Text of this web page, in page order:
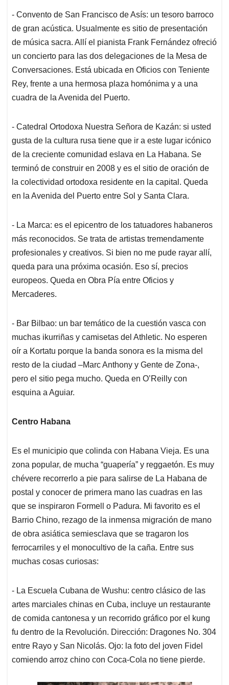
- Convento de San Francisco de Asís: un tesoro barroco
de gran acústica. Usualmente es sitio de presentación
de música sacra. Allí el pianista Frank Fernández ofreció
un concierto para las dos delegaciones de la Mesa de
Conversaciones. Está ubicada en Oficios con Teniente
Rey, frente a una hermosa plaza homónima y a una
cuadra de la Avenida del Puerto.
- Catedral Ortodoxa Nuestra Señora de Kazán: si usted
gusta de la cultura rusa tiene que ir a este lugar icónico
de la creciente comunidad eslava en La Habana. Se
terminó de construir en 2008 y es el sitio de oración de
la colectividad ortodoxa residente en la capital. Queda
en la Avenida del Puerto entre Sol y Santa Clara.
- La Marca: es el epicentro de los tatuadores habaneros
más reconocidos. Se trata de artistas tremendamente
profesionales y creativos. Si bien no me pude rayar allí,
queda para una próxima ocasión. Eso sí, precios
europeos. Queda en Obra Pía entre Oficios y
Mercaderes.
- Bar Bilbao: un bar temático de la cuestión vasca con
muchas ikurriñas y camisetas del Athletic. No esperen
oír a Kortatu porque la banda sonora es la misma del
resto de la ciudad –Marc Anthony y Gente de Zona-,
pero el sitio pega mucho. Queda en O’Reilly con
esquina a Aguiar.
Centro Habana
Es el municipio que colinda con Habana Vieja. Es una
zona popular, de mucha “guapería” y reggaetón. Es muy
chévere recorrerlo a pie para salirse de La Habana de
postal y conocer de primera mano las cuadras en las
que se inspiraron Formell o Padura. Mi favorito es el
Barrio Chino, rezago de la inmensa migración de mano
de obra asiática semiesclava que se tragaron los
ferrocarriles y el monocultivo de la caña. Entre sus
muchas cosas curiosas:
- La Escuela Cubana de Wushu: centro clásico de las
artes marciales chinas en Cuba, incluye un restaurante
de comida cantonesa y un recorrido gráfico por el kung
fu dentro de la Revolución. Dirección: Dragones No. 304
entre Rayo y San Nicolás. Ojo: la foto del joven Fidel
comiendo arroz chino con Coca-Cola no tiene pierde.